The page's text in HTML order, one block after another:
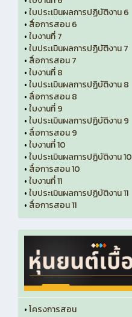
•ใบประเมินผลการปฏิบัติงาน 6
• สื่อการสอน 6
•ใบงานที่ 7
•ใบประเมินผลการปฏิบัติงาน 7
• สื่อการสอน 7
•ใบงานที่ 8
•ใบประเมินผลการปฏิบัติงาน 8
• สื่อการสอน 8
•ใบงานที่ 9
•ใบประเมินผลการปฏิบัติงาน 9
• สื่อการสอน 9
•ใบงานที่ 10
•ใบประเมินผลการปฏิบัติงาน 10
• สื่อการสอน 10
•ใบงานที่ 11
•ใบประเมินผลการปฏิบัติงาน 11
• สื่อการสอน 11
•โครงการสอน